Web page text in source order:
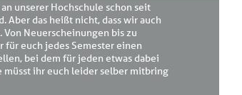
unserer Hochschule schon seit
Aber das heißt nicht, dass wir auch
Von Neuerscheinungen bis zu
für euch jedes Semester einen
bei dem für jeden etwas dabei
müsst ihr euch leider selber mitbring